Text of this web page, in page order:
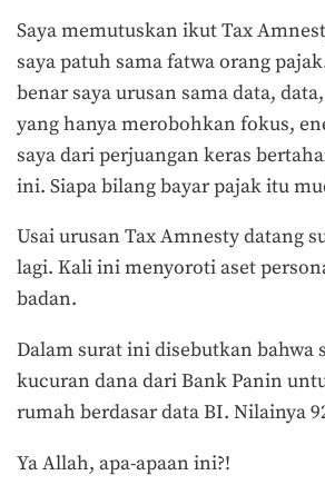
Saya memutuskan ikut Tax
saya patuh sama fatwa orang
benar saya urusan sama data,
yang hanya merobohkan fokus,
saya dari perjuangan keras
ini. Siapa bilang bayar pajak itu
Usai urusan Tax Amnesty datang
lagi. Kali ini menyoroti aset
badan.
Dalam surat ini disebutkan bahwa
kucuran dana dari Bank Panin
rumah berdasar data BI. Nilainya
Ya Allah, apa-apaan ini?!